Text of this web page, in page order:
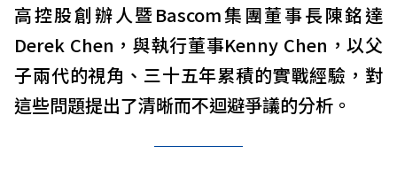
高控股創辦人暨Bascom集團董事長陳銘達
Derek Chen，與執行董事Kenny Chen，以父
子兩代的視角、三十五年累積的實戰經驗，對
這些問題提出了清晰而不迴避爭議的分析。